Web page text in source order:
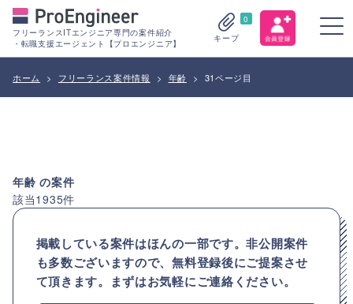
フリーランスITエンジニア専門の案件紹介
・転職支援エージェント【プロエンジニア】
0
キープ
ホーム > フリーランス案件情報 > 年齢 > 31ページ目
年齢の案件
該当1935件
掲載している案件はほんの一部です。非公開案件
も多数ございますので、無料登録後にご提案させ
て頂きます。まずはお気軽にご連絡ください。